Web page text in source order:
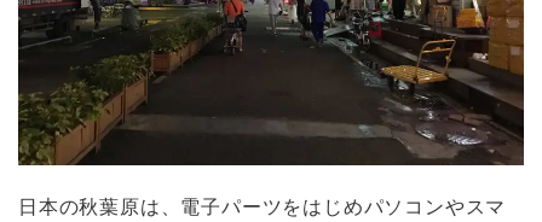
日本の秋葉原は、電子パーツをはじめパソコンやスマ